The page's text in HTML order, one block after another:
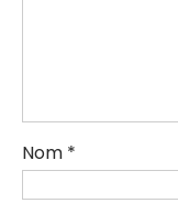
Nom *